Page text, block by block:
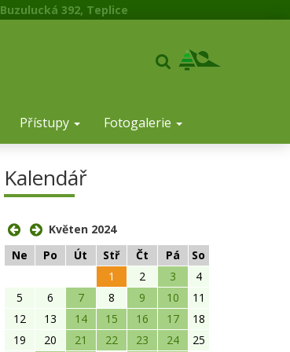
Buzulucká 392, Teplice
Přístupy Fotogalerie
Kalendář
Květen 2024
Ne
Po Út Stř Čt Pá
So
1
2 3
4
5
6 7 8 9 10
11
12
13 14 15 16 17
18
19
20 21 22 23 24
25